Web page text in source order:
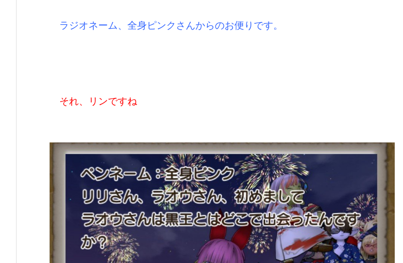
ラジオネーム、全身ピンクさんからのお便りです。
それ、リンですね